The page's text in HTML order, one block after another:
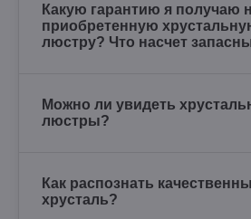
Какую гарантию я получаю
приобретенную
люстру? Что насчет
Можно ли увидеть
люстры?
Как распознать
хрусталь?